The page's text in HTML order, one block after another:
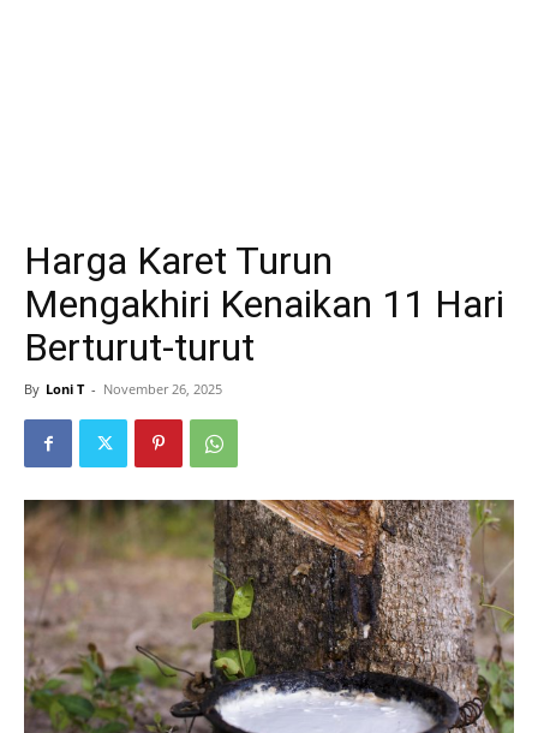
Harga Karet Turun
Mengakhiri Kenaikan 11 Hari
Berturut-turut
By Loni T - November 26, 2025